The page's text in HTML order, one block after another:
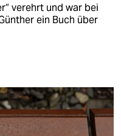
verehrt und war bei
ein Buch über